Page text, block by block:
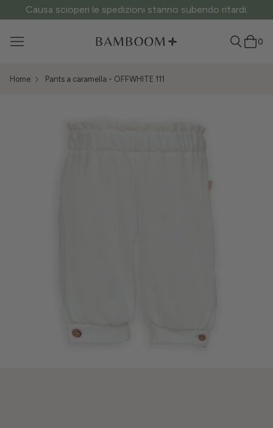
Causa scioperi le spedizioni stanno subendo ritardi.
0
Home Pants a caramella - OFFWHITE 111